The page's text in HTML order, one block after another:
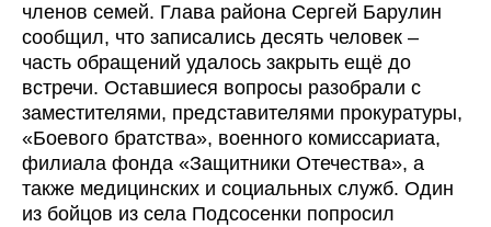
членов семей. Глава района Сергей Барулин
сообщил, что записались десять человек –
часть обращений удалось закрыть ещё до
встречи. Оставшиеся вопросы разобрали с
заместителями, представителями прокуратуры,
«Боевого братства», военного комиссариата,
филиала фонда «Защитники Отечества», а
также медицинских и социальных служб. Один
из бойцов из села Подсосенки попросил